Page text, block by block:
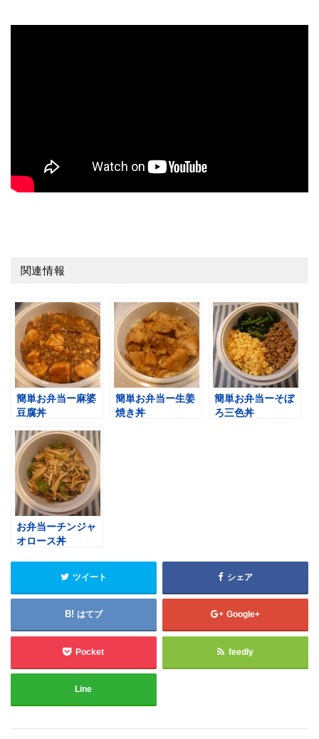
関連情報
簡単お弁当ー麻婆
豆腐丼
簡単お弁当ー生姜
焼き丼
簡単お弁当ーそぼ
ろ三色丼
お弁当ーチンジャ
オロース丼
ツイート シェア
はてブ Google+
Pocket feedly
Line